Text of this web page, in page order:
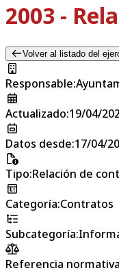
2003 -
Volver al listado del
Responsable:
Actualizado:19/04/
Datos desde:17/04/
Tipo:Relación de
Categoría:Contratos
Subcategoría:
Referencia